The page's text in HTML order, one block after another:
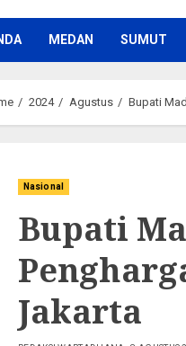
MEDAN SUMUT
2024 Agustus Bupati
Nasional
Bupati
Jakarta